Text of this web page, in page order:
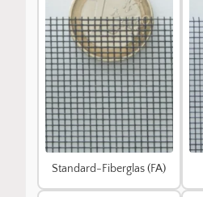
Standard-Fiberglas (FA)